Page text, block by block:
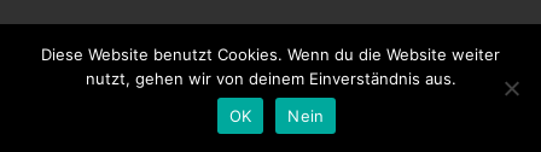
© 2026Naturstrukturen– Alle Rechte vorbehalten
– Entworfen mit dem
Diese Website benutzt Cookies. Wenn du die Website weiter
nutzt, gehen wir von deinem Einverständnis aus.
OK
Nein